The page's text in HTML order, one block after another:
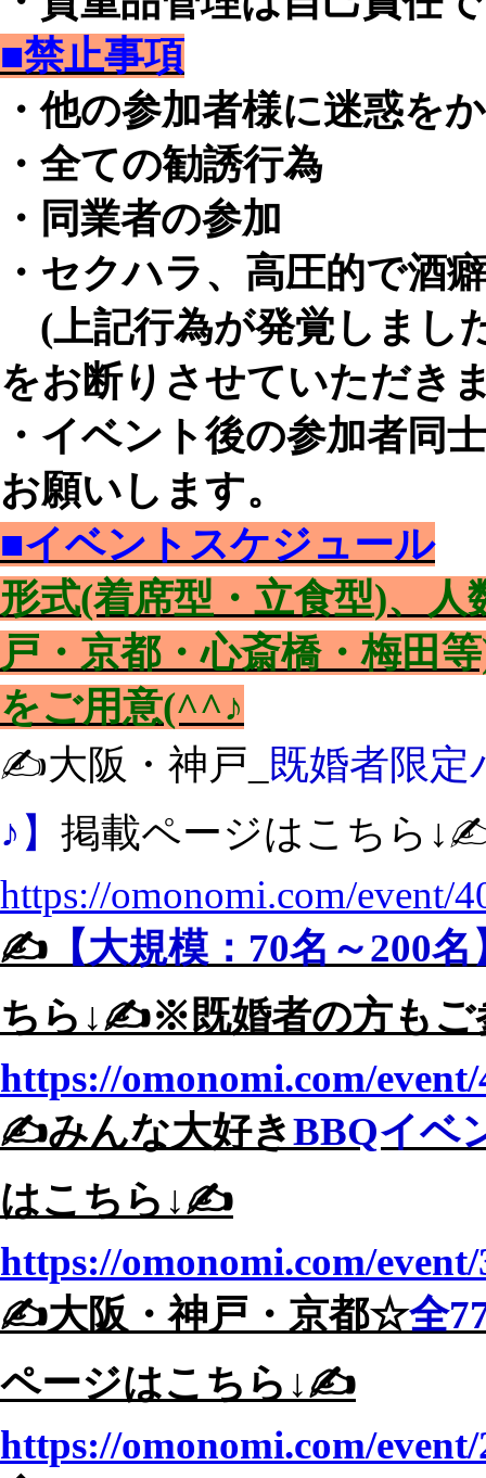
■禁止事項
・他の参加者様に迷惑を
・全ての勧誘行為
・同業者の参加
・セクハラ、高圧的で酒
(上記行為が発覚しまし
をお断りさせていただき
・イベント後の参加者同
お願いします。
■イベントスケジュール
形式(着席型・立食型)、
戸・京都・心斎橋・梅田
をご用意(^^♪
✍️大阪・神戸_
既婚者限
♪】 掲載ページはこちら
https://omonomi.com/event/
✍️ 【大規模：70名～200
ちら↓✍️※既婚者の方もご
https://omonomi.com/
✍️みんな大好きBBQイベ
はこちら↓✍️
https://omonomi.com/
✍️大阪・神戸・京都☆全
ページはこちら↓✍️
https://omonomi.com/